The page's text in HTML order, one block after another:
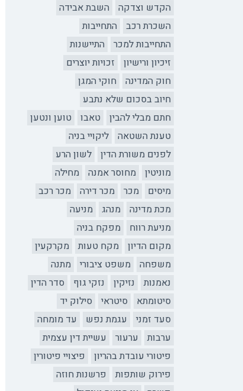
הקדש וצדקה
השבת אבידה
השכרת רכב
התחייבות
התחייבות למכר
התיישנות
זיכיון ורישיון
זכויות יוצרים
חוק המדינה
חוקי המגן
חיוב בסכום שלא נתבע
חתם מבלי להבין
טאבו
טוען ונטען
טענת השטאה
ליקויי בניה
לפנים משורת הדין
לשון הרע
מוניטין
מחוסר אמנה
מחילה
מיסים
מכר מכר דירה
מכר רכב
מכת מדינה
מנהג
מניעה
מניעת רווח
מפקח בניה
מקום הדיון
מקח טעות
מקרקעין
משפחה
משפט ציבורי
מתנה
נאמנות
נזיקין נזקי גוף
סדר הדין
סיטומתא
סיטראי
סילוק יד
סעד זמני
עגמת נפש
עד מומחה
ערבות
ערעור
עשיית דין עצמית
פיטורי עובדת בהריון
פיצויי פיטורין
פירוק שותפות
פרשנות חוזה